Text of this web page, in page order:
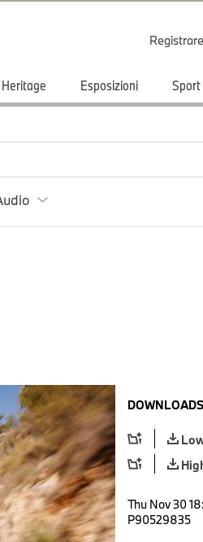
Registrare
Heritage Esposizioni Sport
Thu Nov 30
P90529835